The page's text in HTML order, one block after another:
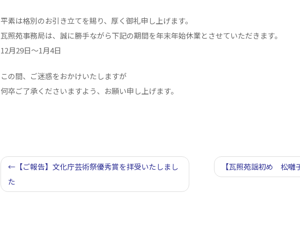
平素は格別のお引き立てを賜り、厚く御礼申し上げます。
瓦照苑事務局は、誠に勝手ながら下記の期間を年末年始休業とさせていただきます。
12月29日～1月4日
この間、ご迷惑をおかけいたしますが
何卒ご了承くださいますよう、お願い申し上げます。
投
稿
【ご報告】文化庁芸術祭優秀賞を拝受いたしまし
た
【瓦照苑謡初め 松囃